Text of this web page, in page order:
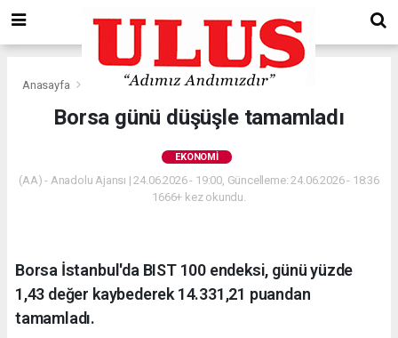
Anasayfa Ekonomi
Borsa günü düşüşle tamamladı
EKONOMI
(AA) - Anadolu Ajansı | 24.06.2026 - 19:00, Güncelleme: 24.06.2026 - 18:36
1666+ kez okundu.
Borsa İstanbul'da BIST 100 endeksi, günü yüzde
1,43 değer kaybederek 14.331,21 puandan
tamamladı.